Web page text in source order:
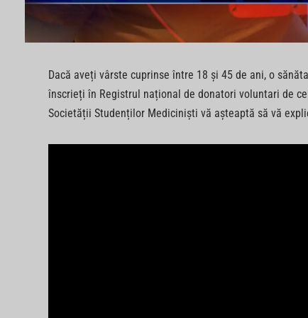
Dacă aveți vârste cuprinse între 18 și 45 de ani, o
înscrieți în Registrul național de donatori voluntari de
Societății Studenților Mediciniști vă așteaptă să vă